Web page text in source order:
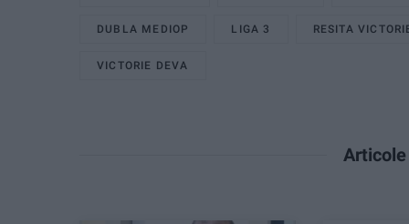
DUBLA MEDIOP LIGA 3 RESITA
VICTORIE DEVA